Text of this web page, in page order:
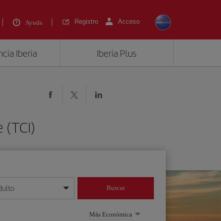
Ayuda Registro Acceso
Iberia Iberia Plus
(TCI)
mes/año
Buscar
Más Económica